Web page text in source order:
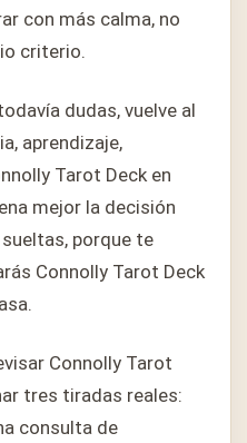
con más calma, no
criterio.
dudas, vuelve al
aprendizaje,
Tarot Deck en
mejor la decisión
porque te
Connolly Tarot Deck
Connolly Tarot
tres tiradas reales:
consulta de